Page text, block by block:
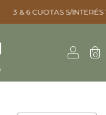
3 & 6 CUOTAS S/INTERÉS ㅤㅤ
0